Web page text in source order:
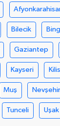
Bilecik
Gaziantep
Kayseri Kilis
Muş Nevşehir
Tunceli Uşak